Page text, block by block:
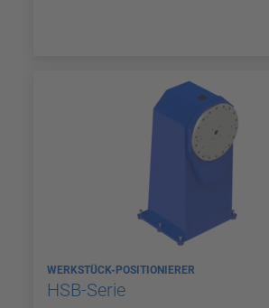
WERKSTÜCK-POSITIONIERER
HSB-Serie